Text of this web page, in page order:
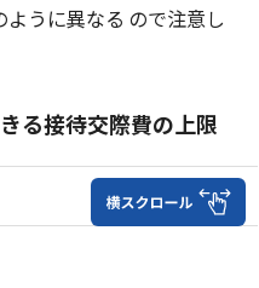
うに異なる ので注意し
る接待交際費の上限